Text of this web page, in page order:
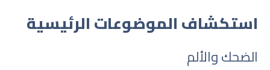
استكشاف الموضوعات الرئيسية
الضحك والألم